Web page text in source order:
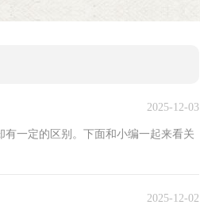
2025-12-03
一定的区别。下面和小编一起来看关
2025-12-02